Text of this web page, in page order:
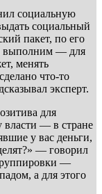
социальную
социальный
пакет, по его
выполним — для
менять
что-то
эксперт.
для
власти — в стране
у вас деньги,
— говорил
—
а для этого